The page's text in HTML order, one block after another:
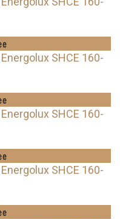
SHCE 160-
SHCE 160-
SHCE 160-